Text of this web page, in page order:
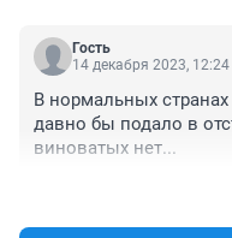
Компенсация за все
пообещал
(позже) пояснили, что
понимаю, нас таких
делать, а значит и
на руках нет,
Гость
14 декабря 2023, 12:24
В нормальных
давно бы подало в
виноватых нет...